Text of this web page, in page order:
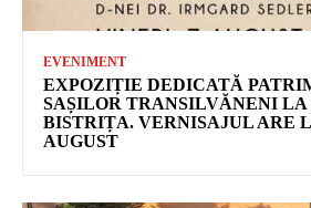
EVENIMENT
EXPOZIȚIE DEDICATĂ
SAȘILOR TRANSILVĂNENI
BISTRIȚA. VERNISAJUL ARE
AUGUST